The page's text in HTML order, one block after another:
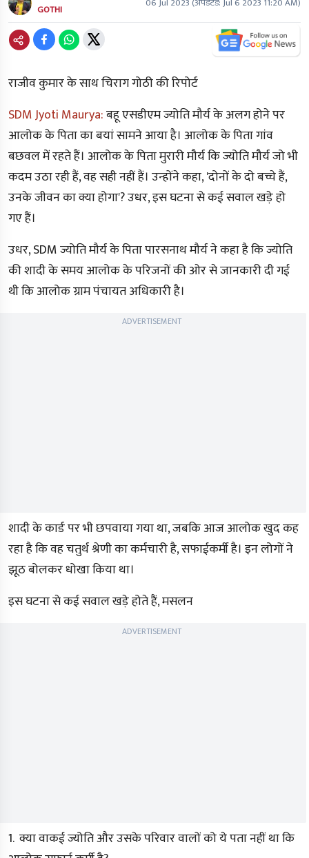
GOTHI
राजीव कुमार के साथ चिराग गोठी की रिपोर्ट
SDM Jyoti Maurya:बहू एसडीएम ज्योति मौर्य के अलग होने पर
आलोक के पिता का बयां सामने आया है। आलोक के पिता गांव
बछवल में रहते हैं। आलोक के पिता मुरारी मौर्य कि ज्योति मौर्य जो भी
कदम उठा रही हैं, वह सही नहीं हैं। उन्होंने कहा, 'दोनों के दो बच्चे हैं,
उनके जीवन का क्या होगा'? उधर, इस घटना से कई सवाल खड़े हो
गए हैं।
उधर, SDM ज्योति मौर्य के पिता पारसनाथ मौर्य ने कहा है कि ज्योति
की शादी के समय आलोक के परिजनों की ओर से जानकारी दी गई
थी कि आलोक ग्राम पंचायत अधिकारी है।
ADVERTISEMENT
शादी के कार्ड पर भी छपवाया गया था, जबकि आज आलोक खुद कह
रहा है कि वह चतुर्थ श्रेणी का कर्मचारी है, सफाईकर्मी है। इन लोगों ने
झूठ बोलकर धोखा किया था।
इस घटना से कई सवाल खड़े होते हैं, मसलन
ADVERTISEMENT
1. क्या वाकई ज्योति और उसके परिवार वालों को ये पता नहीं था कि